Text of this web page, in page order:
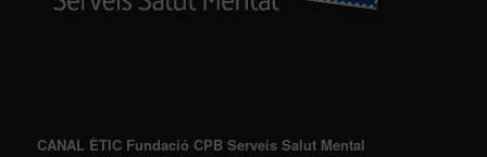
CANAL ÈTIC Fundació CPB Serveis Salut Mental